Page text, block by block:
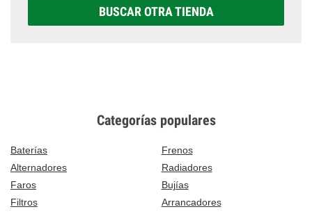
BUSCAR OTRA TIENDA
Categorías populares
Baterías
Frenos
Alternadores
Radiadores
Faros
Bujías
Filtros
Arrancadores